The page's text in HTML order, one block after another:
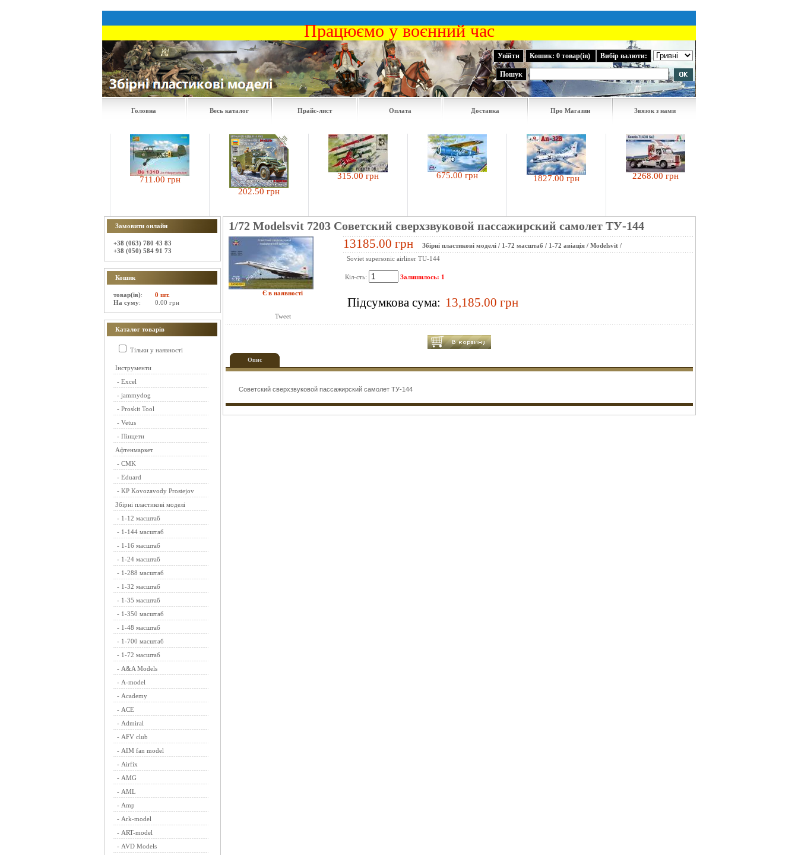
Працюємо у воєнний час
Увійти Кошик: 0 товар(ів) Вибір валюти:
Пошук
Головна Весь каталог Прайс-лист Оплата Доставка Про Магазин Звязок з нами
711.00 грн
202.50 грн
315.00 грн 675.00 грн 1827.00 грн 2268.00 грн
Замовити онлайн
+38 (063) 780 43 83
+38 (050) 584 91 73
Кошик
товар(ів):
0 шт.
На суму: 0.00 грн
Каталог товарів
Тільки у наявності
Інструменти
- Excel
- jammydog
- Proskit Tool
- Vetus
- Пінцети
Афтенмаркет
- CMK
- Eduard
- KP Kovozavody Prostejov
Збірні пластикові моделі
- 1-12 масштаб
- 1-144 масштаб
- 1-16 масштаб
- 1-24 масштаб
- 1-288 масштаб
- 1-32 масштаб
- 1-35 масштаб
- 1-350 масштаб
- 1-48 масштаб
- 1-700 масштаб
- 1-72 масштаб
- A&A Models
- A-model
- Academy
- ACE
- Admiral
- AFV club
- AIM fan model
- Airfix
- AMG
- AML
- Amp
- Ark-model
- ART-model
- AVD Models
1/72 Modelsvit 7203 Советский сверхзвуковой пассажирский самолет ТУ-144
Є в наявності
Tweet
13185.00 грн Збірні пластикові моделі / 1-72 масштаб / 1-72 авіація / Modelsvit /
Soviet supersonic airliner TU-144
Кіл-сть: Залишилось: 1
Підсумкова сума:
Опис
Советский сверхзвуковой пассажирский самолет ТУ-144